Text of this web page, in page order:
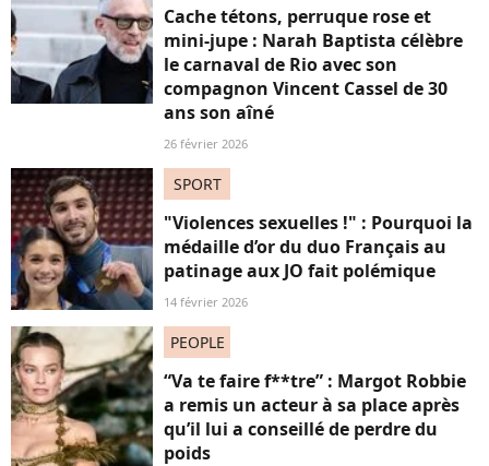
Cache tétons, perruque rose et
mini-jupe : Narah Baptista célèbre
le carnaval de Rio avec son
compagnon Vincent Cassel de 30
ans son aîné
26 février 2026
SPORT
"Violences sexuelles !" : Pourquoi la
médaille d’or du duo Français au
patinage aux JO fait polémique
14 février 2026
PEOPLE
“Va te faire f**tre” : Margot Robbie
a remis un acteur à sa place après
qu’il lui a conseillé de perdre du
poids